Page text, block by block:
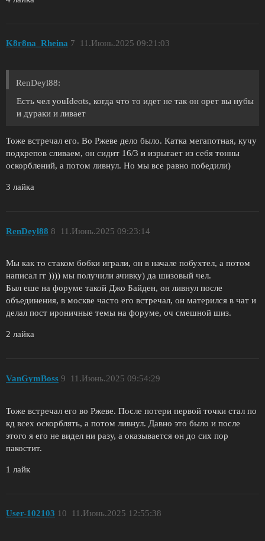
K8r8na_Rheina 11.Июнь.2025 09:21:03
7
RenDeyl88:
Есть чел youIdeots, когда что то идет не так он орет вы нубы
и дураки и ливает
Тоже встречал его. Во Ржеве дело было. Катка мегапотная, кучу
подкрепов сливаем, он сидит 16/3 и изрыгает из себя тонны
оскорблений, а потом ливнул. Но мы все равно победили)
3 лайка
RenDeyl88 11.Июнь.2025 09:23:14
8
Мы как то стаком бобки играли, он в начале побухтел, а потом
написал гг )))) мы получили ачивку) да шизовый чел.
Был еше на форуме такой Джо Байден, он ливнул после
объединения, в москве часто его встречал, он матерился в чат и
делал пост ироничные темы на форуме, оч смешной шиз.
2 лайка
VanGymBoss 11.Июнь.2025 09:54:29
9
Тоже встречал его во Ржеве. После потери первой точки стал по
кд всех оскорблять, а потом ливнул. Давно это было и после
этого я его не видел ни разу, а оказывается он до сих пор
пакостит.
1 лайк
User-102103 11.Июнь.2025 12:55:38
10